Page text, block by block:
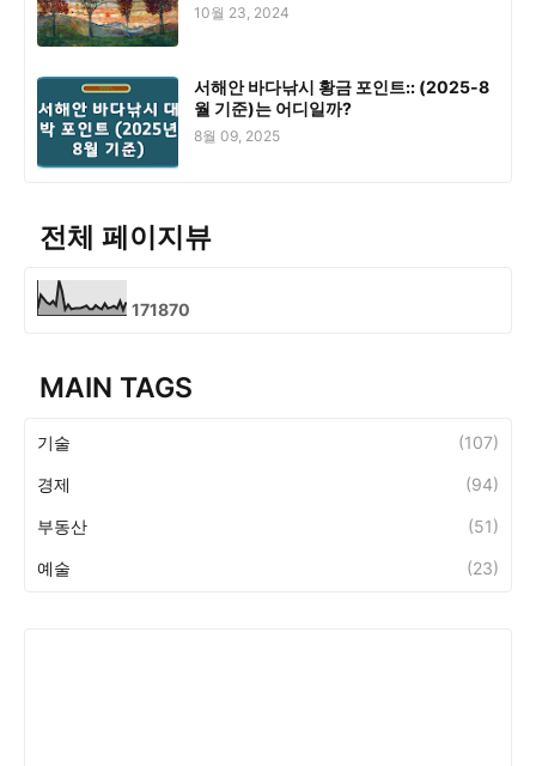
10월 23, 2024
서해안 바다낚시 황금 포인트:: (2025-8
월 기준)는 어디일까?
8월 09, 2025
전체 페이지뷰
171870
MAIN TAGS
기술 (107)
경제 (94)
부동산 (51)
예술 (23)